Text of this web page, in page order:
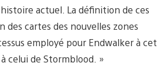
actuel. La définition de ces
des cartes des nouvelles zones
employé pour Endwalker à cet
celui de Stormblood. »